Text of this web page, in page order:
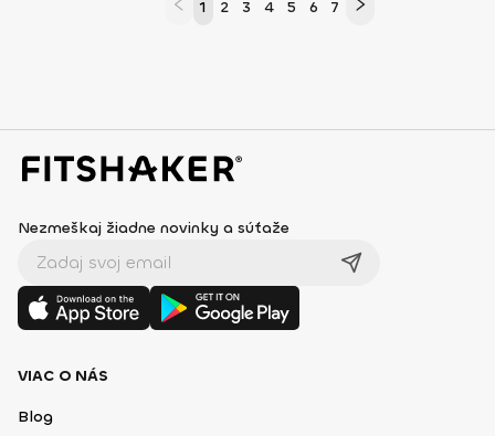
1 2 3 4 5 6 7
Nezmeškaj žiadne novinky a súťaže
VIAC O NÁS
Blog